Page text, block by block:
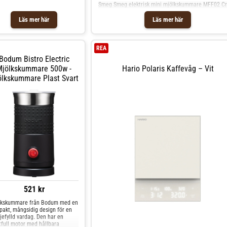
tillverkade för att fungera smidigt
och smälta in i din vardag. Genom
att ta bort distraktioner och
klunk.
Läs mer här Läs mer här
Smeg Smeg elektrisk mini mjölkskummare MFF02
Bistro Electric
500w -
Plast Svart
521 kr
från Bodum med en
mångsidig design för en
vardag. Den har en
motor med hållbara
Hario Polaris Kaffevåg – Vit
REA